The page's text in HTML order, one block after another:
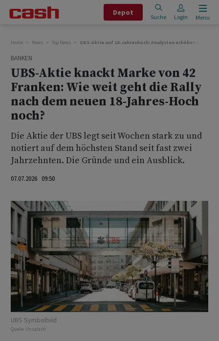
Depot
Suche Login Menu
Home News Top News UBS-Aktie auf 18-Jahreshoch: Analysten erhöhen
BANKEN
UBS-Aktie knackt Marke von 42
Franken: Wie weit geht die Rally
nach dem neuen 18-Jahres-Hoch
noch?
Die Aktie der UBS legt seit Wochen stark zu und
notiert auf dem höchsten Stand seit fast zwei
Jahrzehnten. Die Gründe und ein Ausblick.
07.07.2026 09:50
UBS Symbolbild
Quelle: Unsplash